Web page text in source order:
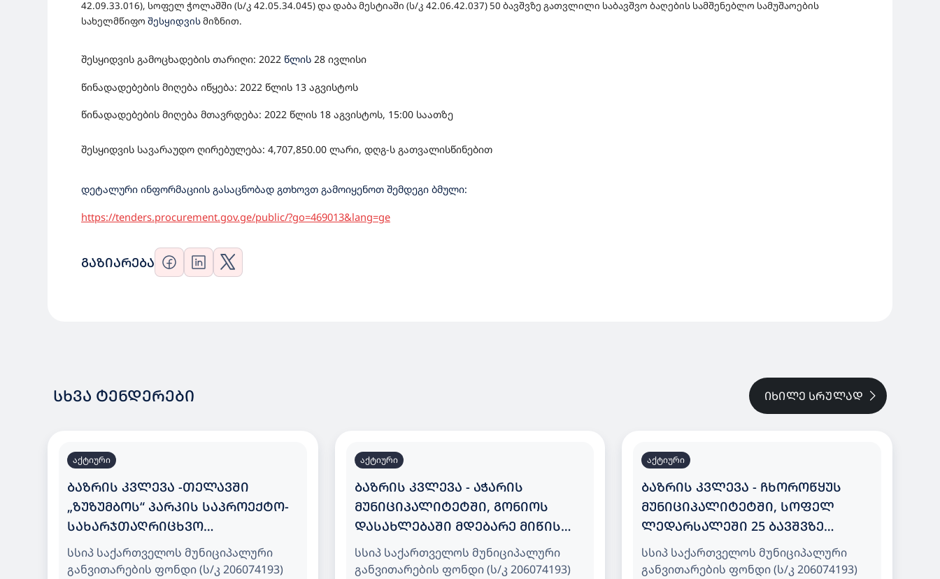
42.09.33.016), სოფელ ჭოლაშში (ს/კ 42.05.34.045) და დაბა მესტიაში (ს/კ 42.06.42.037) 50 ბავშვზე გათვლილი საბავშვო ბაღების სამშენებლო სამუშაოების
სახელმწიფო შესყიდვისმიზნით.
შესყიდვის გამოცხადების თარიღი: 2022 წლის 28 ივლისი
წინადადებების მიღება იწყება: 2022 წლის 13 აგვისტოს
წინადადებების მიღება მთავრდება: 2022 წლის 18 აგვისტოს, 1 5:00 საათზე
შესყიდვის სავარაუდო ღირებულება: 4,707,850.00 ლარი, დღგ-ს გათვალისწინებით
დეტალური ინფორმაციის გასაცნობად გთხოვთ გამოიყენოთ შემდეგი ბმული:
https://tenders.procurement.gov.ge/public/?go=469013&lang=ge
ᲒᲐᲖᲘᲐᲠᲔᲑᲐ
ᲡᲮᲕᲐ ᲢᲔᲜᲓᲔᲠᲔᲑᲘ ᲘᲮᲘᲚᲔ ᲡᲠᲣᲚᲐᲓ
აქტიური
ᲑᲐᲖᲠᲘᲡ ᲙᲕᲚᲔᲕᲐ -ᲗᲔᲚᲐᲕᲨᲘ
„ᲖᲣᲖᲣᲛᲑᲝᲡ“ ᲞᲐᲠᲙᲘᲡ ᲡᲐᲞᲠᲝᲔᲥᲢᲝ-
ᲡᲐᲮᲐᲠᲯᲗᲐᲦᲠᲘᲪᲮᲕᲝ
ᲓᲝᲙᲣᲛᲔᲜᲢᲐᲪᲘᲘᲡ ᲛᲝᲛᲖᲐᲓᲔᲑᲘᲡ
ᲛᲝᲛᲡᲐᲮᲣᲠᲔᲑᲘᲡ ᲡᲐᲮᲔᲚᲛᲬᲘᲤᲝ
სსიპ საქართველოს მუნიციპალური
განვითარების ფონდი (ს/კ 206074193)
აქტიური
ᲑᲐᲖᲠᲘᲡ ᲙᲕᲚᲔᲕᲐ - ᲐᲭᲐᲠᲘᲡ
ᲛᲣᲜᲘᲪᲘᲞᲐᲚᲘᲢᲔᲢᲨᲘ, ᲒᲝᲜᲘᲝᲡ
ᲓᲐᲡᲐᲮᲚᲔᲑᲐᲨᲘ ᲛᲓᲔᲑᲐᲠᲔ ᲛᲘᲬᲘᲡ
ᲜᲐᲙᲕᲔᲗᲖᲔ 200 ᲑᲐᲕᲨᲕᲖᲔ
ᲒᲐᲗᲕᲚᲘᲚᲘ ᲡᲐᲑᲐᲕᲨᲕᲝ ᲑᲐᲦᲘ
სსიპ საქართველოს მუნიციპალური
განვითარების ფონდი (ს/კ 206074193)
აქტიური
ᲑᲐᲖᲠᲘᲡ ᲙᲕᲚᲔᲕᲐ - ᲩᲮᲝᲠᲝᲬᲧᲣᲡ
ᲛᲣᲜᲘᲪᲘᲞᲐᲚᲘᲢᲔᲢᲨᲘ, ᲡᲝᲤᲔᲚ
ᲚᲔᲓᲐᲠᲡᲐᲚᲔᲨᲘ 25 ᲑᲐᲕᲨᲕᲖᲔ
ᲒᲐᲗᲕᲚᲘᲚᲘ ᲡᲐᲑᲐᲕᲨᲕᲝ ᲑᲐᲦᲘ
სსიპ საქართველოს მუნიციპალური
განვითარების ფონდი (ს/კ 206074193)